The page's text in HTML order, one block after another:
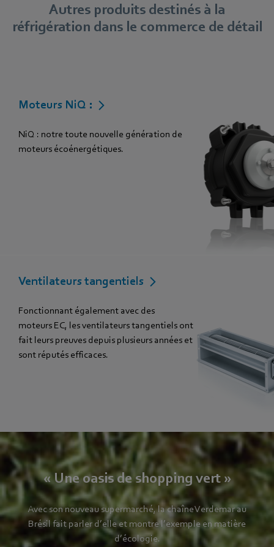
Autres produits destinés à la
réfrigération dans le commerce de détail
Moteurs NiQ :
NiQ : notre toute nouvelle génération de
moteurs écoénergétiques.
Ventilateurs tangentiels
Fonctionnant également avec des
moteurs EC, les ventilateurs tangentiels ont
fait leurs preuves depuis plusieurs années et
sont réputés efficaces.
« Une oasis de shopping vert »
Avec son nouveau supermarché, la chaîne Verdemar au
Brésil fait parler d’elle et montre l’exemple en matière
d’écologie.